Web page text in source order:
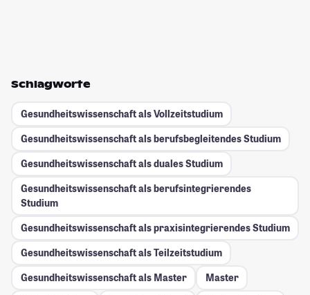
Schlagworte
Gesundheitswissenschaft als Vollzeitstudium
Gesundheitswissenschaft als berufsbegleitendes Studium
Gesundheitswissenschaft als duales Studium
Gesundheitswissenschaft als berufsintegrierendes
Studium
Gesundheitswissenschaft als praxisintegrierendes Studium
Gesundheitswissenschaft als Teilzeitstudium
Gesundheitswissenschaft als Master
Master